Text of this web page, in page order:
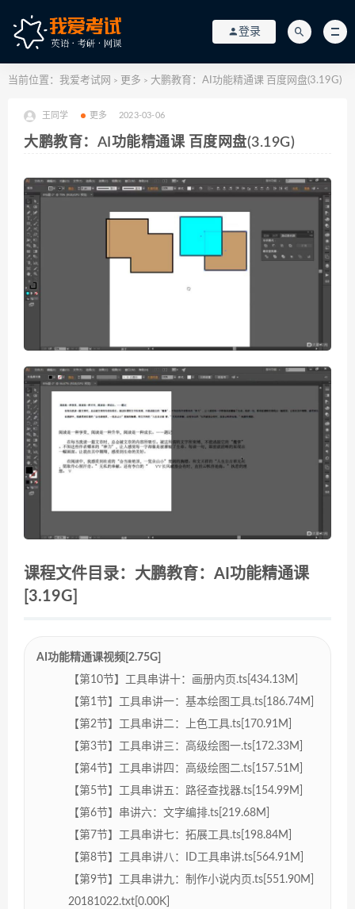
登录
当前位置： 我爱考试网 > 更多 > 大鹏教育：AI功能精通课 百度网盘(3.19G)
王同学 更多 2023-03-06
大鹏教育：AI功能精通课 百度网盘(3.19G)
课程文件目录：大鹏教育：AI功能精通课
[3.19G]
AI功能精通课视频[2.75G]
【第10节】工具串讲十：画册内页.ts[434.13M]
【第1节】工具串讲一：基本绘图工具.ts[186.74M]
【第2节】工具串讲二：上色工具.ts[170.91M]
【第3节】工具串讲三：高级绘图一.ts[172.33M]
【第4节】工具串讲四：高级绘图二.ts[157.51M]
【第5节】工具串讲五：路径查找器.ts[154.99M]
【第6节】串讲六：文字编排.ts[219.68M]
【第7节】工具串讲七：拓展工具.ts[198.84M]
【第8节】工具串讲八：ID工具串讲.ts[564.91M]
【第9节】工具串讲九：制作小说内页.ts[551.90M]
20181022.txt[0.00K]